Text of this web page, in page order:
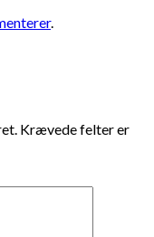
.
Krævede felter er